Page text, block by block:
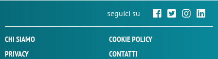
seguici su
CHI SIAMO
COOKIE POLICY
PRIVACY
CONTATTI